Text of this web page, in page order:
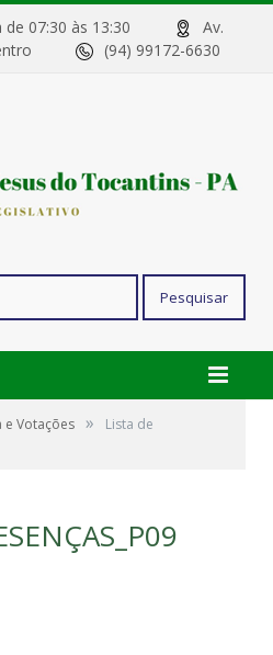
de 07:30 às 13:30
Av.
Centro
(94) 99172-6630
e Votações »
Lista de